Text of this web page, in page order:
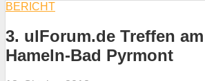
BERICHT
3. ulForum.de Treffen
Hameln-Bad Pyrmont